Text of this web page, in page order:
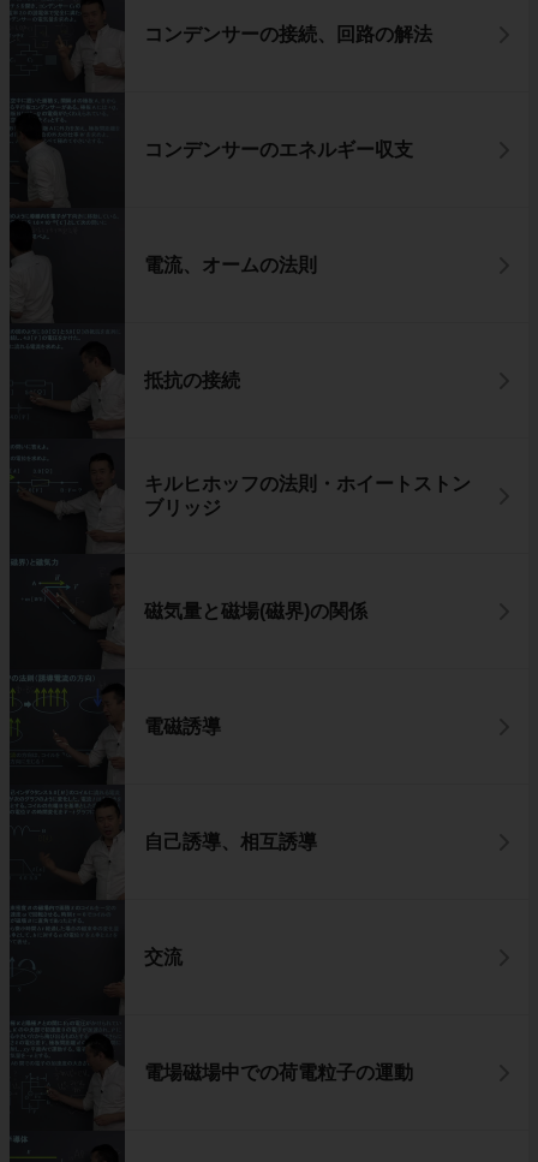
コンデンサーの接続、回路の解法
コンデンサーのエネルギー収支
電流、オームの法則
抵抗の接続
キルヒホッフの法則・ホイートストン
ブリッジ
磁気量と磁場(磁界)の関係
電磁誘導
自己誘導、相互誘導
交流
電場磁場中での荷電粒子の運動